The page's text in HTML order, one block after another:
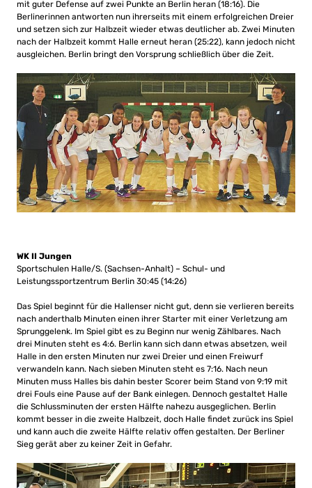
mit guter Defense auf zwei Punkte an Berlin heran (18:16). Die
Berlinerinnen antworten nun ihrerseits mit einem erfolgreichen Dreier
und setzen sich zur Halbzeit wieder etwas deutlicher ab. Zwei Minuten
nach der Halbzeit kommt Halle erneut heran (25:22), kann jedoch nicht
ausgleichen. Berlin bringt den Vorsprung schließlich über die Zeit.
WK II Jungen
Sportschulen Halle/S. (Sachsen-Anhalt) – Schul- und
Leistungssportzentrum Berlin 30:45 (14:26)
Das Spiel beginnt für die Hallenser nicht gut, denn sie verlieren bereits
nach anderthalb Minuten einen ihrer Starter mit einer Verletzung am
Sprunggelenk. Im Spiel gibt es zu Beginn nur wenig Zählbares. Nach
drei Minuten steht es 4:6. Berlin kann sich dann etwas absetzen, weil
Halle in den ersten Minuten nur zwei Dreier und einen Freiwurf
verwandeln kann. Nach sieben Minuten steht es 7:16. Nach neun
Minuten muss Halles bis dahin bester Scorer beim Stand von 9:19 mit
drei Fouls eine Pause auf der Bank einlegen. Dennoch gestaltet Halle
die Schlussminuten der ersten Hälfte nahezu ausgeglichen. Berlin
kommt besser in die zweite Halbzeit, doch Halle findet zurück ins Spiel
und kann auch die zweite Hälfte relativ offen gestalten. Der Berliner
Sieg gerät aber zu keiner Zeit in Gefahr.